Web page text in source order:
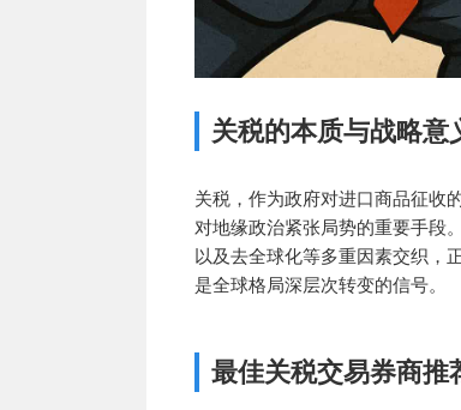
关税的本质与战略意
关税，作为政府对进口商品征收
对地缘政治紧张局势的重要手段
以及去全球化等多重因素交织，
是全球格局深层次转变的信号。
最佳关税交易券商推